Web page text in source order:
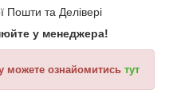
Пошти та Делівері
у менеджера!
можете ознайомитись тут